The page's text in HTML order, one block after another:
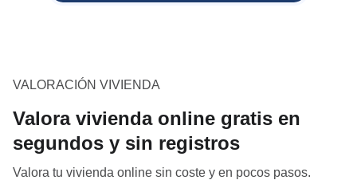
VALORACIÓN VIVIENDA
Valora vivienda online gratis en
segundos y sin registros
Valora tu vivienda online sin coste y en pocos pasos.